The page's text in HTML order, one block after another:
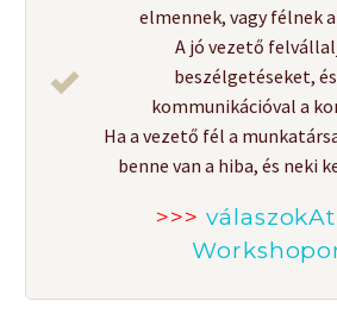
elmennek, vagy félnek
A jó vezető
beszélgetéseket,
kommunikációval a
Ha a vezető fél a
benne van a hiba, és neki
>>>